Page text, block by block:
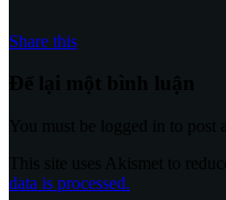
Share this
data is processed.